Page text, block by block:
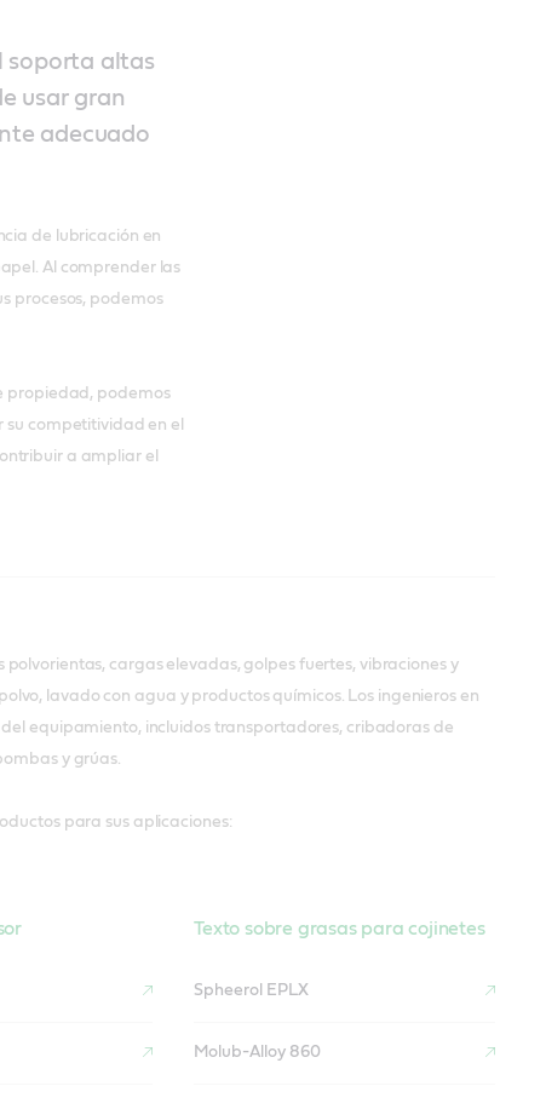
soporta altas
usar gran
adecuado
de lubricación en
Al comprender las
procesos, podemos
propiedad, podemos
su competitividad en el
a ampliar el
cargas elevadas, golpes fuertes, vibraciones y
lavado con agua y productos químicos. Los ingenieros en
equipamiento, incluidos transportadores, cribadoras de
y grúas.
para sus aplicaciones:
Texto sobre grasas para cojinetes
Spheerol EPLX
Molub-Alloy 860